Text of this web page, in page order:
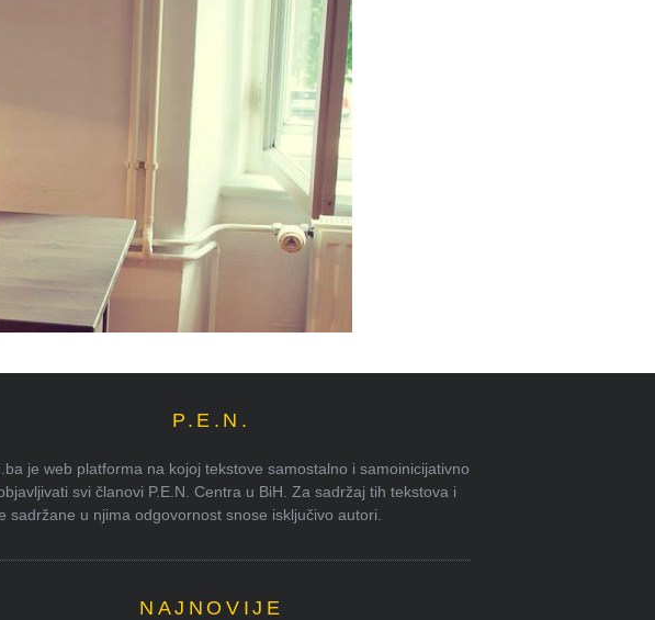
P.E.N.
je web platforma na kojoj tekstove samostalno i samoinicijativno
svi članovi P.E.N. Centra u BiH. Za sadržaj tih tekstova i
sadržane u njima odgovornost snose isključivo autori.
NAJNOVIJE